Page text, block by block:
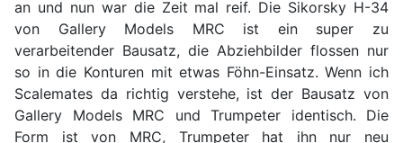
an und nun war die Zeit mal reif. Die Sikorsky H-34
von Gallery Models MRC ist ein super zu
verarbeitender Bausatz, die Abziehbilder flossen nur
so in die Konturen mit etwas Föhn-Einsatz. Wenn ich
Scalemates da richtig verstehe, ist der Bausatz von
Gallery Models MRC und Trumpeter identisch. Die
Form ist von MRC, Trumpeter hat ihn nur neu